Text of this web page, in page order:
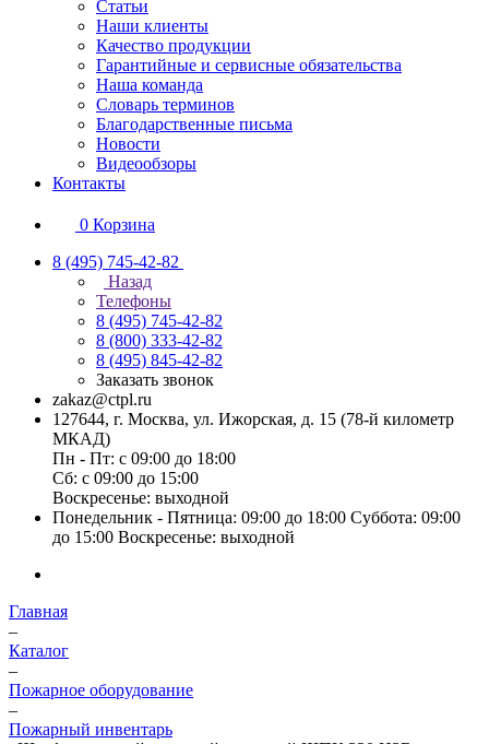
Статьи
Наши клиенты
Качество продукции
Гарантийные и сервисные обязательства
Наша команда
Словарь терминов
Благодарственные письма
Новости
Видеообзоры
Контакты
0 Корзина
8 (495) 745-42-82
Назад
Телефоны
8 (495) 745-42-82
8 (800) 333-42-82
8 (495) 845-42-82
Заказать звонок
zakaz@ctpl.ru
127644, г. Москва, ул. Ижорская, д. 15 (78-й километр
МКАД)
Пн - Пт: с 09:00 до 18:00
Сб: с 09:00 до 15:00
Воскресенье: выходной
Понедельник - Пятница: 09:00 до 18:00 Суббота: 09:00
до 15:00 Воскресенье: выходной
Главная
–
Каталог
–
Пожарное оборудование
–
Пожарный инвентарь